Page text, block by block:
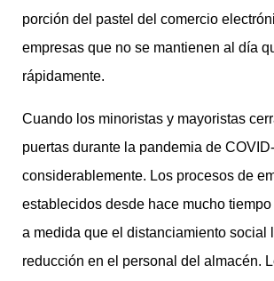
porción del pastel del comercio
empresas que no se mantienen al día
rápidamente.
Cuando los minoristas y mayoristas
puertas durante la pandemia de
considerablemente. Los procesos de
establecidos desde hace mucho
a medida que el distanciamiento social
reducción en el personal del almacén.